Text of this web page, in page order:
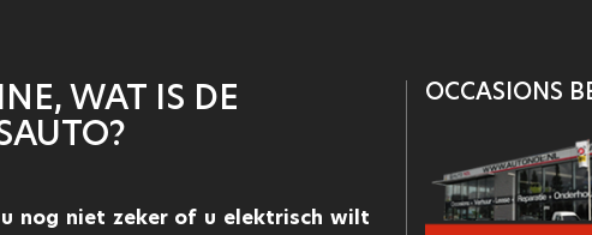
WAT IS DE
nog niet zeker of u elektrisch wilt
OCCASIONS